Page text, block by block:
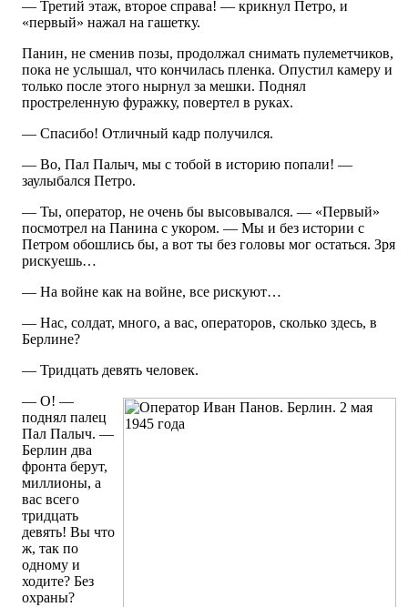
— Третий этаж, второе справа! — крикнул Петро, и
«первый» нажал на гашетку.
Панин, не сменив позы, продолжал снимать пулеметчиков,
пока не услышал, что кончилась пленка. Опустил камеру и
только после этого нырнул за мешки. Поднял
простреленную фуражку, повертел в руках.
— Спасибо! Отличный кадр получился.
— Во, Пал Палыч, мы с тобой в историю попали! —
заулыбался Петро.
— Ты, оператор, не очень бы высовывался. — «Первый»
посмотрел на Панина с укором. — Мы и без истории с
Петром обошлись бы, а вот ты без головы мог остаться. Зря
рискуешь…
— На войне как на войне, все рискуют…
— Нас, солдат, много, а вас, операторов, сколько здесь, в
Берлине?
— Тридцать девять человек.
— О! —
поднял палец
Пал Палыч. —
Берлин два
фронта берут,
миллионы, а
вас всего
тридцать
девять! Вы что
ж, так по
одному и
ходите? Без
охраны?